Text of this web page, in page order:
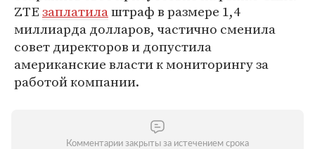
ZTEзаплатилаштраф в размере 1,4
миллиарда долларов, частично сменила
совет директоров и допустила
американские власти к мониторингу за
работой компании.
Комментарии закрыты за истечением срока